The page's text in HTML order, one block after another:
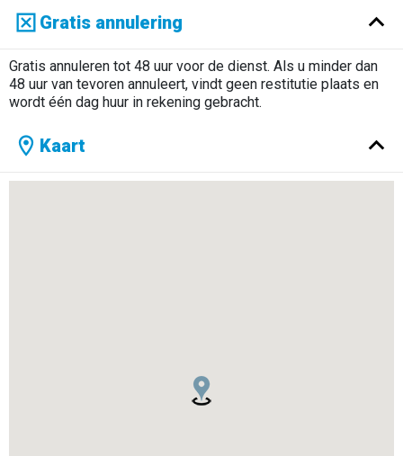
Gratis annulering
Gratis annuleren tot 48 uur voor de dienst. Als u minder dan
48 uur van tevoren annuleert, vindt geen restitutie plaats en
wordt één dag huur in rekening gebracht.
Kaart